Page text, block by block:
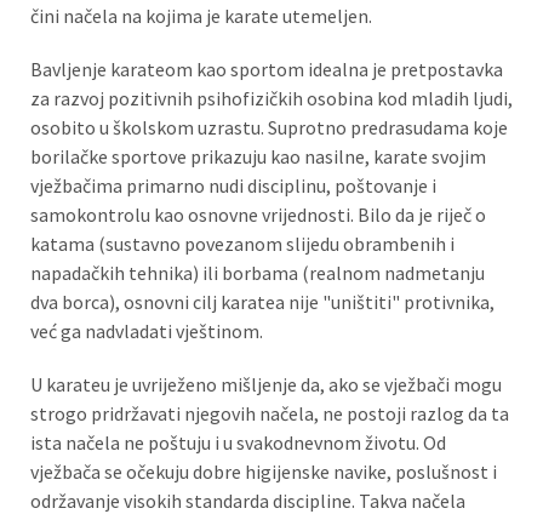
čini načela na kojima je karate utemeljen.
Bavljenje karateom kao sportom idealna je pretpostavka
za razvoj pozitivnih psihofizičkih osobina kod mladih ljudi,
osobito u školskom uzrastu. Suprotno predrasudama koje
borilačke sportove prikazuju kao nasilne, karate svojim
vježbačima primarno nudi disciplinu, poštovanje i
samokontrolu kao osnovne vrijednosti. Bilo da je riječ o
katama (sustavno povezanom slijedu obrambenih i
napadačkih tehnika) ili borbama (realnom nadmetanju
dva borca), osnovni cilj karatea nije "uništiti" protivnika,
već ga nadvladati vještinom.
U karateu je uvriježeno mišljenje da, ako se vježbači mogu
strogo pridržavati njegovih načela, ne postoji razlog da ta
ista načela ne poštuju i u svakodnevnom životu. Od
vježbača se očekuju dobre higijenske navike, poslušnost i
održavanje visokih standarda discipline. Takva načela